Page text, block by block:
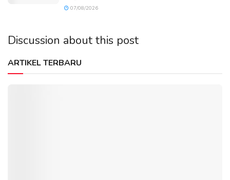
07/08/2026
Discussion about this post
ARTIKEL TERBARU